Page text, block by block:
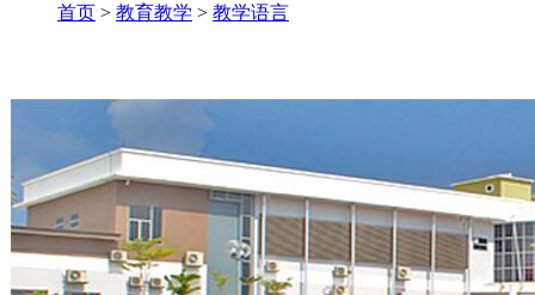
首页 > 教育教学 > 教学语言